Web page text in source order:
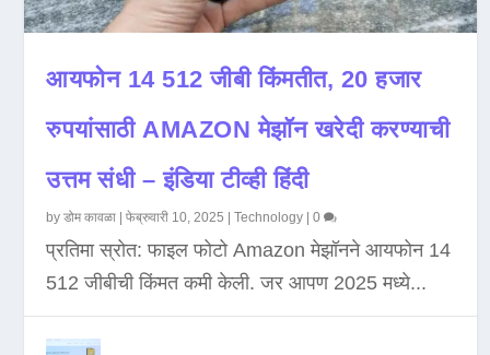
आयफोन 14 512 जीबी किंमतीत, 20 हजार
रुपयांसाठी AMAZON मेझॉन खरेदी करण्याची
उत्तम संधी – इंडिया टीव्ही हिंदी
byडोम कावळा |फेब्रुवारी 10, 2025 |Technology |0
प्रतिमा स्रोत: फाइल फोटो Amazon मेझॉनने आयफोन 14
512 जीबीची किंमत कमी केली. जर आपण 2025 मध्ये...